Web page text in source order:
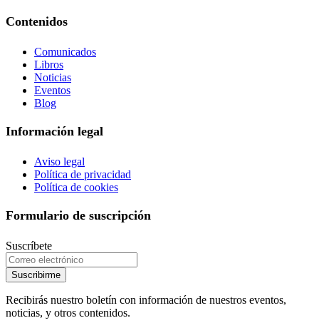
Contenidos
Comunicados
Libros
Noticias
Eventos
Blog
Información legal
Aviso legal
Política de privacidad
Política de cookies
Formulario de suscripción
Suscríbete
Suscribirme
Recibirás nuestro boletín con información de nuestros eventos,
noticias, y otros contenidos.